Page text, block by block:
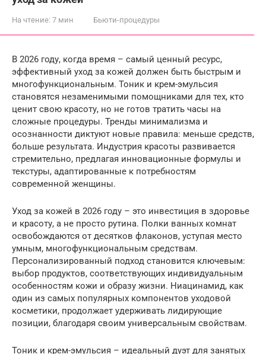
На чтение: 7 мин Бьюти-процедуры
В 2026 году, когда время – самый ценный ресурс,
эффективный уход за кожей должен быть быстрым и
многофункциональным. Тоник и крем-эмульсия
становятся незаменимыми помощниками для тех, кто
ценит свою красоту, но не готов тратить часы на
сложные процедуры. Тренды минимализма и
осознанности диктуют новые правила: меньше средств,
больше результата. Индустрия красоты развивается
стремительно, предлагая инновационные формулы и
текстуры, адаптированные к потребностям
современной женщины.
Уход за кожей в 2026 году – это инвестиция в здоровье
и красоту, а не просто рутина. Полки ванных комнат
освобождаются от десятков флаконов, уступая место
умным, многофункциональным средствам.
Персонализированный подход становится ключевым:
выбор продуктов, соответствующих индивидуальным
особенностям кожи и образу жизни. Ниацинамид, как
один из самых популярных компонентов уходовой
косметики, продолжает удерживать лидирующие
позиции, благодаря своим универсальным свойствам.
Тоник и крем-эмульсия – идеальный дуэт для занятых